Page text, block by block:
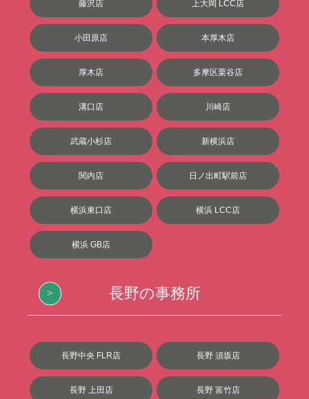
藤沢店 上大岡 LCC店
小田原店 本厚木店
厚木店 多摩区栗谷店
溝口店 川崎店
武蔵小杉店 新横浜店
関内店 日ノ出町駅前店
横浜東口店 横浜 LCC店
横浜 GB店
長野の事務所
長野中央 FLR店 長野 須坂店
長野 上田店 長野 富竹店